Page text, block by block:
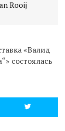
«Валид
состоялась